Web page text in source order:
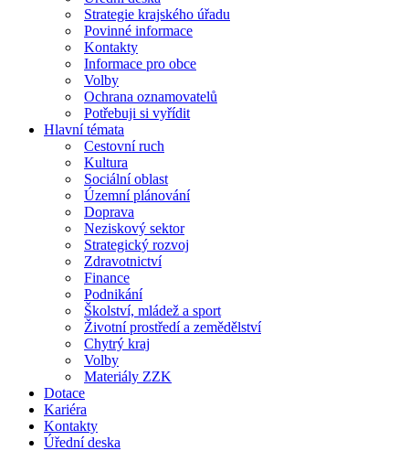
Strategie krajského úřadu
Povinné informace
Kontakty
Informace pro obce
Volby
Ochrana oznamovatelů
Potřebuji si vyřídit
Hlavní témata
Cestovní ruch
Kultura
Sociální oblast
Územní plánování
Doprava
Neziskový sektor
Strategický rozvoj
Zdravotnictví
Finance
Podnikání
Školství, mládež a sport
Životní prostředí a zemědělství
Chytrý kraj
Volby
Materiály ZZK
Dotace
Kariéra
Kontakty
Úřední deska